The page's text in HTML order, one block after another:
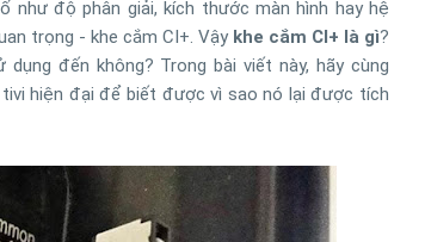
như độ phân giải, kích thước màn hình hay hệ
trọng - khe cắm CI+. Vậy khe cắm CI+ là gì?
đến không? Trong bài viết này, hãy cùng
hiện đại để biết được vì sao nó lại được tích